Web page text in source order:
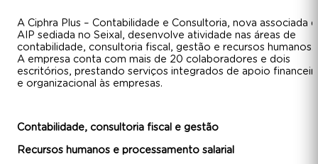
A Ciphra Plus – Contabilidade e Consultoria, nova associada
AIP sediada no Seixal, desenvolve atividade nas áreas de
contabilidade, consultoria fiscal, gestão e recursos humanos.
A empresa conta com mais de 20 colaboradores e dois
escritórios, prestando serviços integrados de apoio
e organizacional às empresas.
Contabilidade, consultoria fiscal e gestão
Recursos humanos e processamento salarial